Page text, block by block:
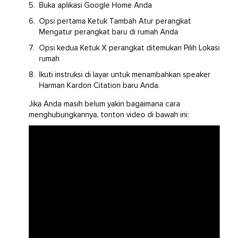
Buka aplikasi Google Home Anda
Opsi pertama Ketuk Tambah Atur perangkat
Mengatur perangkat baru di rumah Anda
Opsi kedua Ketuk X perangkat ditemukan Pilih Lokasi
rumah
Ikuti instruksi di layar untuk menambahkan speaker
Harman Kardon Citation baru Anda.
Jika Anda masih belum yakin bagaimana cara
menghubungkannya, tonton video di bawah ini: